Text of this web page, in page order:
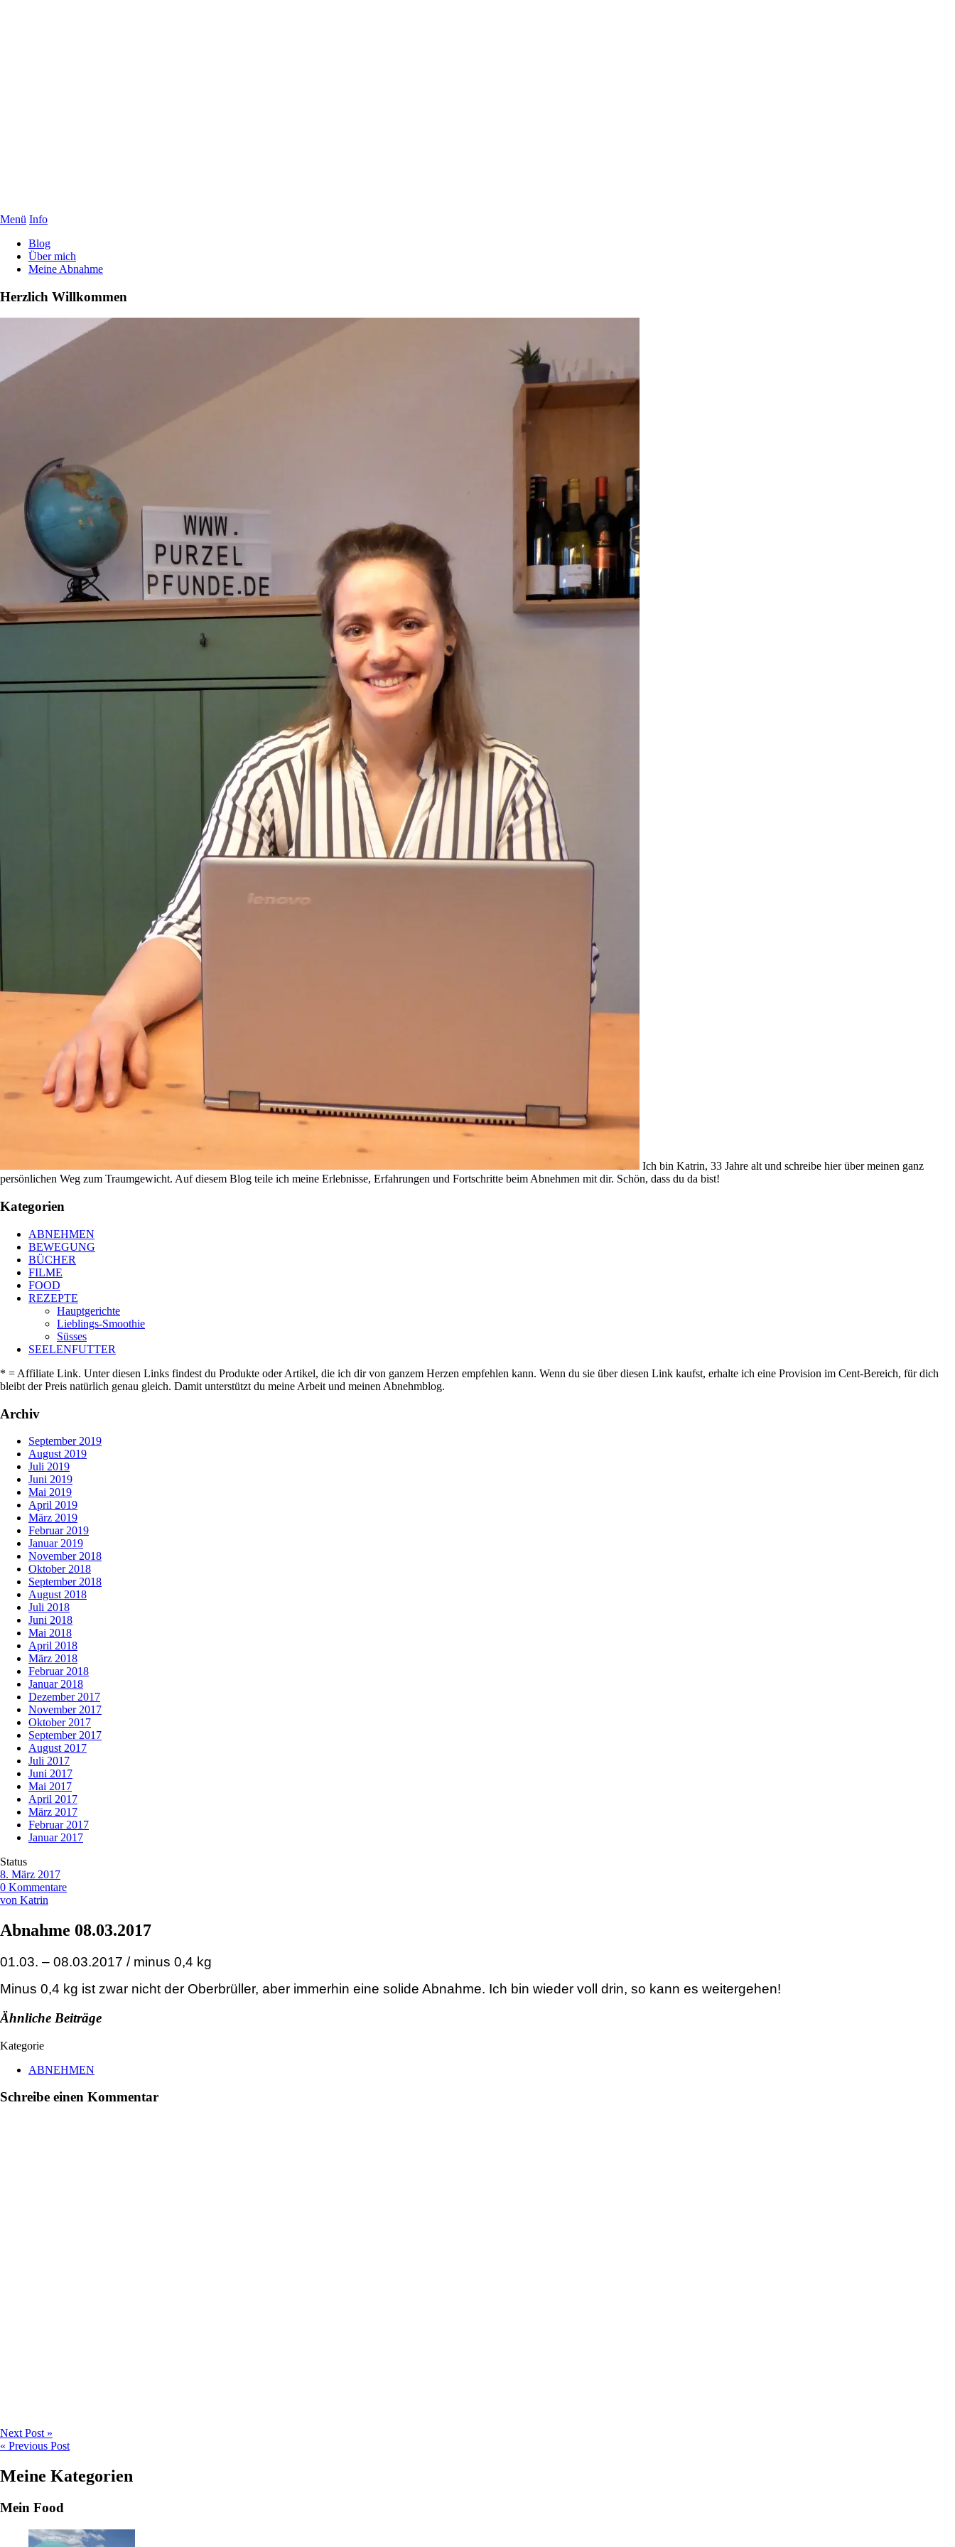
Menü Info
Blog
Über mich
Meine Abnahme
Herzlich Willkommen
Ich bin Katrin, 33 Jahre alt und schreibe hier über meinen ganz
persönlichen Weg zum Traumgewicht. Auf diesem Blog teile ich meine Erlebnisse, Erfahrungen und Fortschritte beim Abnehmen mit dir. Schön, dass du da bist!
Kategorien
ABNEHMEN
BEWEGUNG
BÜCHER
FILME
FOOD
REZEPTE
Hauptgerichte
Lieblings-Smoothie
Süsses
SEELENFUTTER
* = Affiliate Link. Unter diesen Links findest du Produkte oder Artikel, die ich dir von ganzem Herzen empfehlen kann. Wenn du sie über diesen Link kaufst, erhalte ich eine Provision im Cent-Bereich, für dich
bleibt der Preis natürlich genau gleich. Damit unterstützt du meine Arbeit und meinen Abnehmblog.
Archiv
September 2019
August 2019
Juli 2019
Juni 2019
Mai 2019
April 2019
März 2019
Februar 2019
Januar 2019
November 2018
Oktober 2018
September 2018
August 2018
Juli 2018
Juni 2018
Mai 2018
April 2018
März 2018
Februar 2018
Januar 2018
Dezember 2017
November 2017
Oktober 2017
September 2017
August 2017
Juli 2017
Juni 2017
Mai 2017
April 2017
März 2017
Februar 2017
Januar 2017
Status
8. März 2017
0 Kommentare
von Katrin
Abnahme 08.03.2017
01.03. – 08.03.2017 / minus 0,4 kg
Minus 0,4 kg ist zwar nicht der Oberbrüller, aber immerhin eine solide Abnahme. Ich bin wieder voll drin, so kann es weitergehen!
Ähnliche Beiträge
Kategorie
ABNEHMEN
Schreibe einen Kommentar
Next Post »
« Previous Post
Meine Kategorien
Mein Food